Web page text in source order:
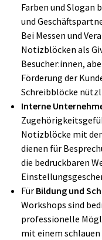
Farben und Slogan
und
Bei Messen und
Notizblöcken als
Besucher:innen,
Förderung der
Schreibblöcke
Interne
Notizblöcke mit
dienen für
die bedruckbaren
Für Bildung und
Workshops sind
professionelle
mit einem